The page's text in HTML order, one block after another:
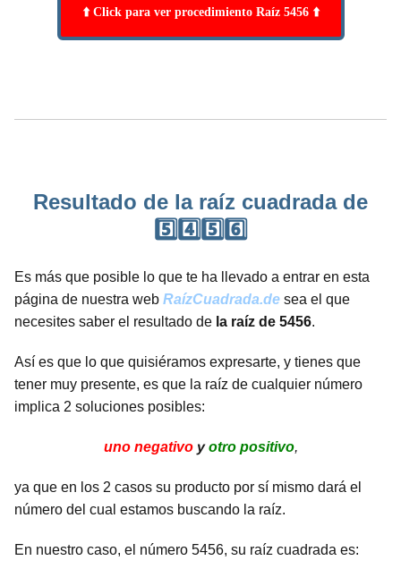
⬆️ Click para ver procedimiento Raíz 5456 ⬆️
Resultado de la raíz cuadrada de
5️⃣4️⃣5️⃣6️⃣
Es más que posible lo que te ha llevado a entrar en esta
página de nuestra web RaízCuadrada.de sea el que
necesites saber el resultado de la raíz de 5456.
Así es que lo que quisiéramos expresarte, y tienes que
tener muy presente, es que la raíz de cualquier número
implica 2 soluciones posibles:
uno negativoyotro positivo,
ya que en los 2 casos su producto por sí mismo dará el
número del cual estamos buscando la raíz.
En nuestro caso, el número 5456, su raíz cuadrada es: